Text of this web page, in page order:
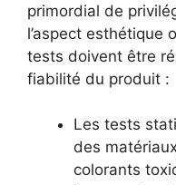
primordial de
l’aspect esthétique
tests doivent être
fiabilité du produit :
Les tests
des
colorants